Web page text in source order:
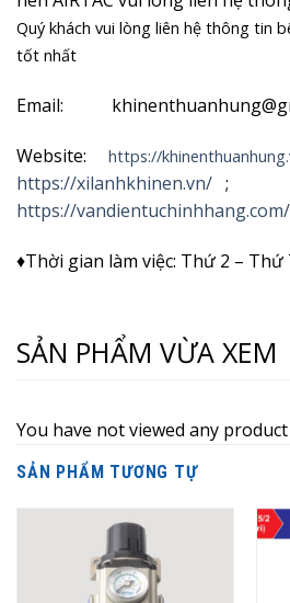
Quý khách vui lòng liên hệ thông tin
tốt nhất
Email:
Website: https://
https://xilanhkhinen.vn/ ;
https://vandientuchinhhang.com/
♦Thời gian làm việc: Thứ 2 – Thứ
SẢN PHẨM VỪA XEM
You have not viewed any product
SẢN PHẨM TƯƠNG TỰ